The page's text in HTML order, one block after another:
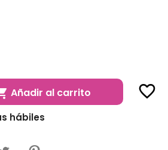
Añadir al carrito favorite_border
hábiles